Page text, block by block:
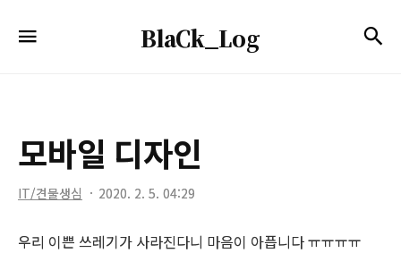
BlaCk_Log
모바일 디자인
IT/견물생심 2020. 2. 5. 04:29
우리 이쁜 쓰레기가 사라진다니 마음이 아픕니다 ㅠㅠㅠㅠ